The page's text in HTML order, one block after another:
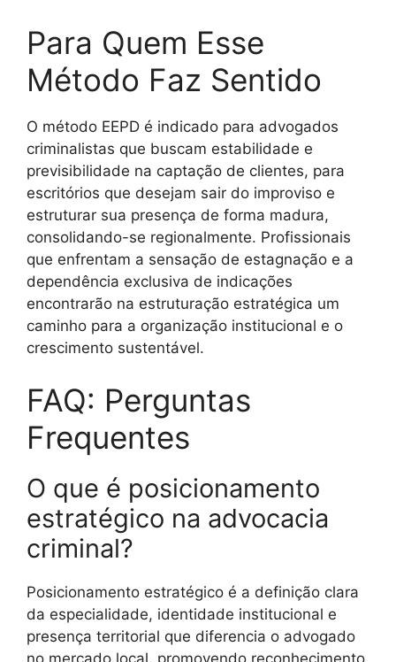
Para Quem Esse
Método Faz Sentido
O método EEPD é indicado para advogados
criminalistas que buscam estabilidade e
previsibilidade na captação de clientes, para
escritórios que desejam sair do improviso e
estruturar sua presença de forma madura,
consolidando-se regionalmente. Profissionais
que enfrentam a sensação de estagnação e a
dependência exclusiva de indicações
encontrarão na estruturação estratégica um
caminho para a organização institucional e o
crescimento sustentável.
FAQ: Perguntas
Frequentes
O que é posicionamento
estratégico na advocacia
criminal?
Posicionamento estratégico é a definição clara
da especialidade, identidade institucional e
presença territorial que diferencia o advogado